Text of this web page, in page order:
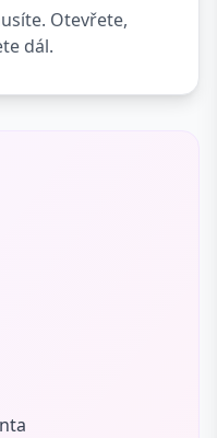
Otevřete,
dál.